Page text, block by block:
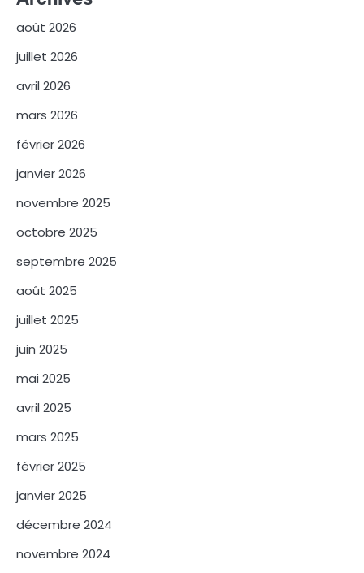
août 2026
juillet 2026
avril 2026
mars 2026
février 2026
janvier 2026
novembre 2025
octobre 2025
septembre 2025
août 2025
juillet 2025
juin 2025
mai 2025
avril 2025
mars 2025
février 2025
janvier 2025
décembre 2024
novembre 2024